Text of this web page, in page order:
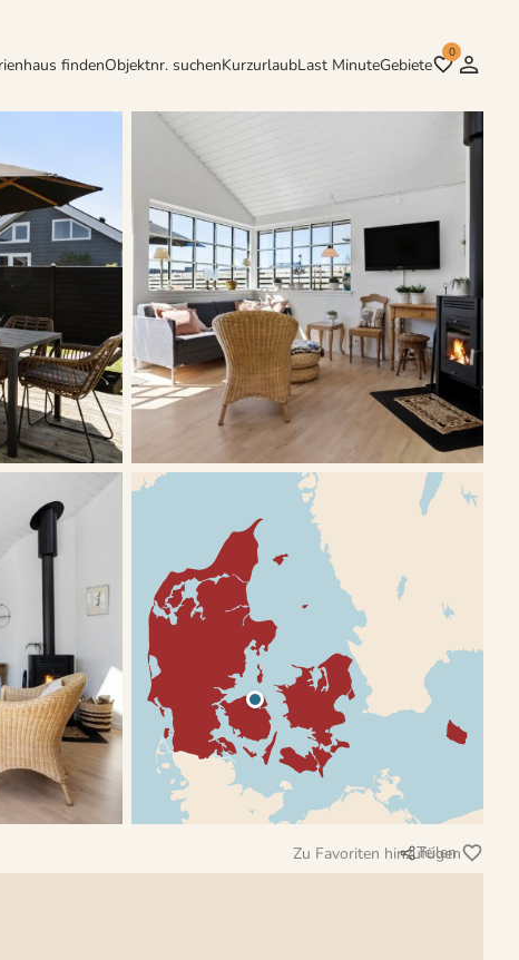
findenObjektnr. suchenKurzurlaubLast MinuteGebiete
0
Zu Favoriten hinzufügen
Teilen